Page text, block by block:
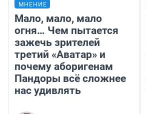
МНЕНИЕ
Мало, мало, мало
огня… Чем пытается
зажечь зрителей
третий «Аватар» и
почему аборигенам
Пандоры всё сложнее
нас удивлять